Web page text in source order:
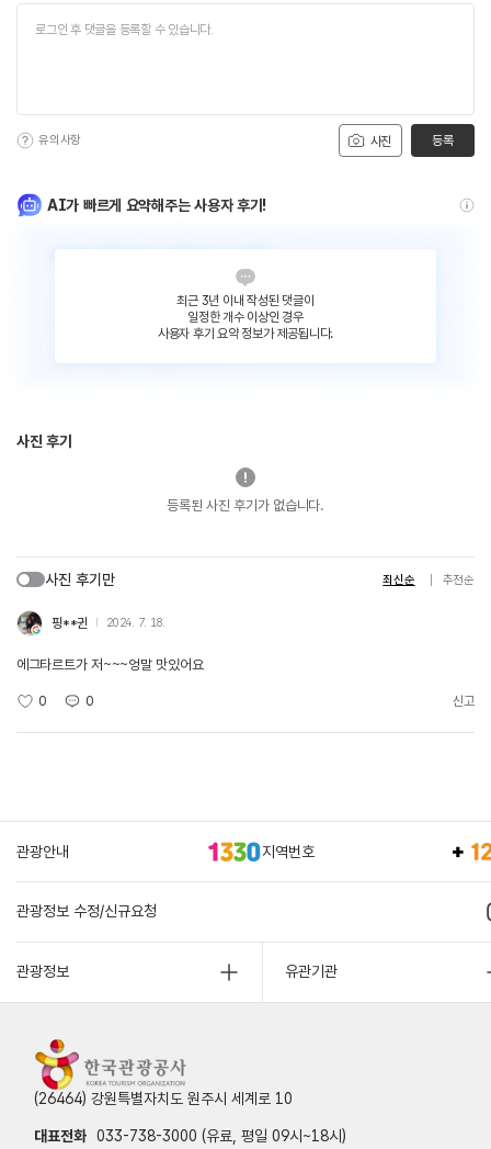
사진
유의사항 등록
AI가 빠르게 요약해주는 사용자 후기!
최근 3년 이내 작성된 댓글이
일정한 개수 이상인 경우
사용자 후기 요약 정보가 제공됩니다.
사진 후기
등록된 사진 후기가 없습니다.
사진 후기만 최신순 추천순
핑**귄 2024. 7. 18.
에그타르트가 저~~~엉말 맛있어요
0 0 신고
관광안내 지역번호
관광정보 수정/신규요청
관광정보 유관기관
(26464) 강원특별자치도 원주시 세계로 10
대표전화 033-738-3000 (유료, 평일 09시~18시)